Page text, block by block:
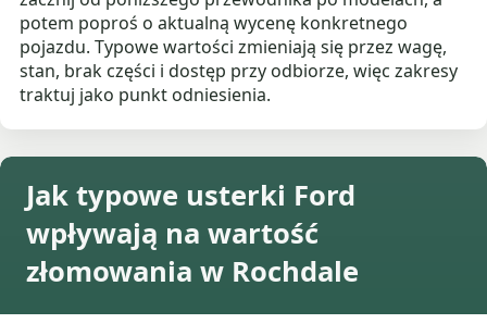
potem poproś o aktualną wycenę konkretnego
pojazdu. Typowe wartości zmieniają się przez wagę,
stan, brak części i dostęp przy odbiorze, więc zakresy
traktuj jako punkt odniesienia.
Jak typowe usterki Ford
wpływają na wartość
złomowania w Rochdale